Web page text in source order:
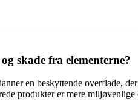
skade fra elementerne?
en beskyttende overflade,
produkter er mere miljøvenlige